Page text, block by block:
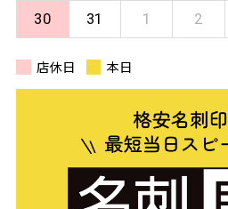
30 31 1 2
店休日 本日